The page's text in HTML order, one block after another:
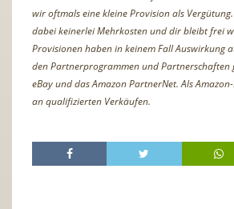
wir oftmals eine kleine Provision als
dabei keinerlei Mehrkosten und dir bleibt frei
Provisionen haben in keinem Fall Auswirkung
den Partnerprogrammen und
eBay und das Amazon PartnerNet. Als
an qualifizierten Verkäufen.